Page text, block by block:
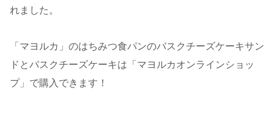
れました。
「マヨルカ」のはちみつ食パンのバスクチーズケーキサン
ドとバスクチーズケーキは「マヨルカオンラインショッ
プ」で購入できます！